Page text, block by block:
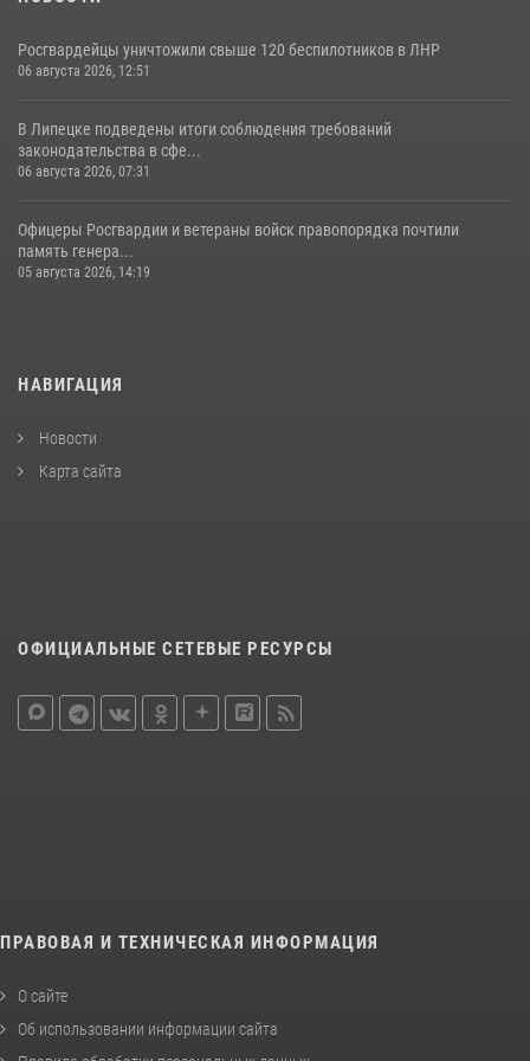
Росгвардейцы уничтожили свыше 120 беспилотников в ЛНР
06 августа 2026, 12:51
В Липецке подведены итоги соблюдения требований
законодательства в сфе...
06 августа 2026, 07:31
Офицеры Росгвардии и ветераны войск правопорядка почтили
память генера...
05 августа 2026, 14:19
НАВИГАЦИЯ
Новости
Карта сайта
ОФИЦИАЛЬНЫЕ СЕТЕВЫЕ РЕСУРСЫ
ПРАВОВАЯ И ТЕХНИЧЕСКАЯ ИНФОРМАЦИЯ
О сайте
Об использовании информации сайта